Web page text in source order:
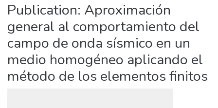
Publication: Aproximación
general al comportamiento del
campo de onda sísmico en un
medio homogéneo aplicando el
método de los elementos finitos